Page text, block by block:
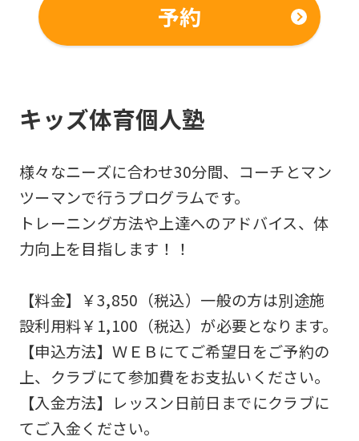
予約
キッズ体育個人塾
様々なニーズに合わせ30分間、コーチとマン
ツーマンで行うプログラムです。
トレーニング方法や上達へのアドバイス、体
力向上を目指します！！
【料金】￥3,850（税込）一般の方は別途施
設利用料￥1,100（税込）が必要となります。
【申込方法】ＷＥＢにてご希望日をご予約の
上、クラブにて参加費をお支払いください。
【入金方法】レッスン日前日までにクラブに
てご入金ください。
foreigners
Central
Sports
official
website
automatically
translated
into
English.
Click